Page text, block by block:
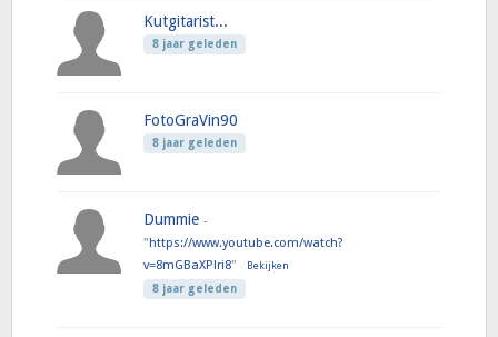
Kutgitarist...
8 jaar geleden
FotoGraVin90
8 jaar geleden
Dummie -
"https://www.youtube.com/watch?
v=8mGBaXPlri8" Bekijken
8 jaar geleden